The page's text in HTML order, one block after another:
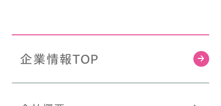
企業情報TOP